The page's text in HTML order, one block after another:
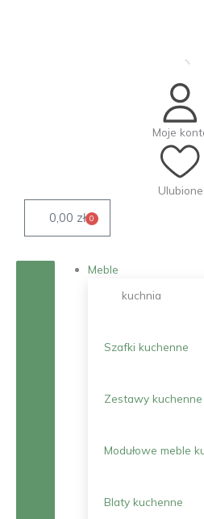
Moje
Ulubione
0,00 zł 0
Wózek
Meble
kuchnia
Szafki kuchenne
Zestawy kuchenne
Modułowe meble
Blaty kuchenne